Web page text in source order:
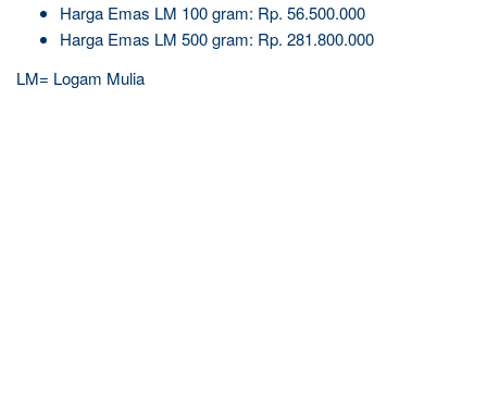
Harga Emas LM 100 gram: Rp. 56.500.000
Harga Emas LM 500 gram: Rp. 281.800.000
LM= Logam Mulia